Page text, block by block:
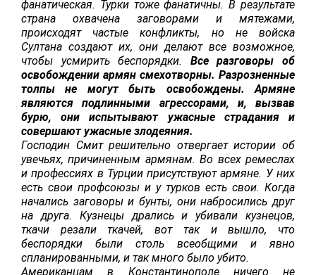
фанатическая. Турки тоже фанатичны. В результате
страна охвачена заговорами и мятежами,
происходят частые конфликты, но не войска
Султана создают их, они делают все возможное,
чтобы усмирить беспорядки. Все разговоры об
освобождении армян смехотворны. Разрозненные
толпы не могут быть освобождены. Армяне
являются подлинными агрессорами, и, вызвав
бурю, они испытывают ужасные страдания и
совершают ужасные злодеяния.
Господин Смит решительно отвергает истории об
увечьях, причиненным армянам. Во всех ремеслах
и профессиях в Турции присутствуют армяне. У них
есть свои профсоюзы и у турков есть свои. Когда
начались заговоры и бунты, они набросились друг
на друга. Кузнецы дрались и убивали кузнецов,
ткачи резали ткачей, вот так и вышло, что
беспорядки были столь всеобщими и явно
спланированными, и так много было убито.
Американцам в Константинополе ничего не